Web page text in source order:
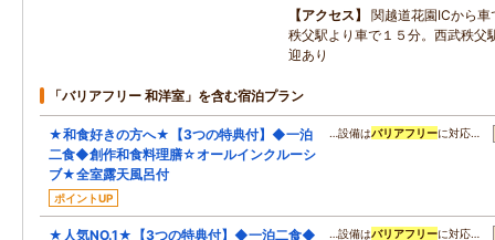
アクセス
関越道花園ICから
秩父駅より車で１５分。西武秩父
迎あり
「バリアフリー 和洋室」を含む宿泊プラン
★和食好きの方へ★【3つの特典付】◆一泊
二食◆創作和食料理膳☆オールインクルーシ
ブ★全室露天風呂付
ポイントUP
…設備はバリアフリーに対応…
★人気NO.1★【3つの特典付】◆一泊二食◆ …設備はバリアフリーに対応…